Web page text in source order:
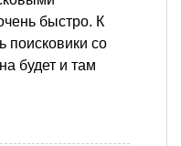
быстро. К
поисковики со
будет и там